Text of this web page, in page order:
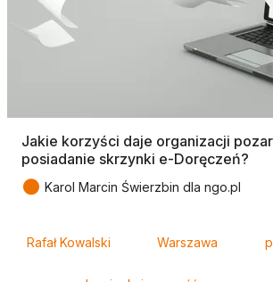
Jakie korzyści daje organizacji
posiadanie skrzynki e-Doręczeń?
● Karol Marcin Świerzbin dla ngo.pl
Rafał Kowalski Warszawa